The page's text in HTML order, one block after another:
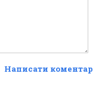
Написати коментар